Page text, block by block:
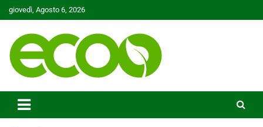
Skip
to
giovedì, Agosto 6, 2026
Ecoo.it